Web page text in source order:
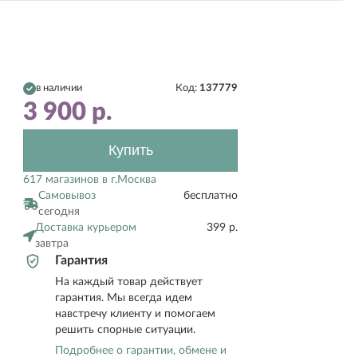
в наличии Код: 137779
3 900 р.
Купить
617 магазинов в г.Москва
Самовывоз
сегодня
бесплатно
Доставка курьером
завтра
399 р.
Гарантия
На каждый товар действует
гарантия. Мы всегда идем
навстречу клиенту и помогаем
решить спорные ситуации.
Подробнее о гарантии, обмене и